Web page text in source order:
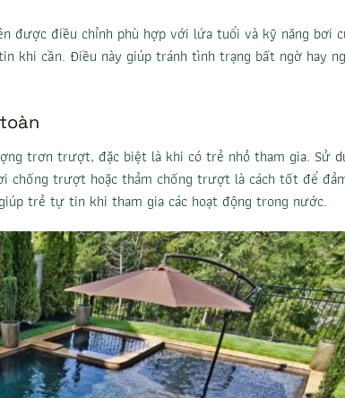
được điều chỉnh phù hợp với lứa tuổi và kỹ năng bơi
khi cần. Điều này giúp tránh tình trạng bất ngờ hay
trơn trượt, đặc biệt là khi có trẻ nhỏ tham gia. Sử
chống trượt hoặc thảm chống trượt là cách tốt để
trẻ tự tin khi tham gia các hoạt động trong nước.